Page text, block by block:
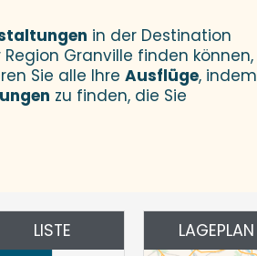
in der Destination
Granville finden können,
Sie alle Ihre Ausflüge, indem
zu finden, die Sie
LISTE LAGEPLAN